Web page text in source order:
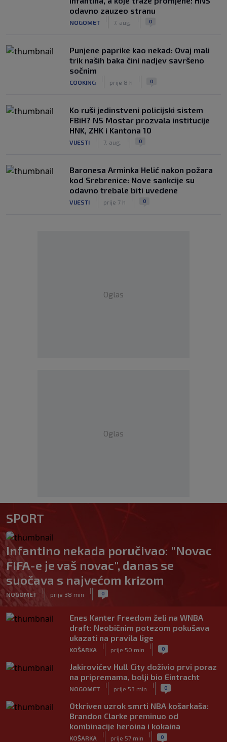
odavno zauzeo stranu
NOGOMET 7. aug. 0
Punjene paprike kao nekad: Ovaj mali
trik naših baka čini nadjev savršeno
sočnim
COOKING prije 8 h 0
Ko ruši jedinstveni policijski sistem
FBiH? NS Mostar prozvala institucije
HNK, ZHK i Kantona 10
VIJESTI 7. aug. 0
Baronesa Arminka Helić nakon požara
kod Srebrenice: Nove sankcije su
odavno trebale biti uvedene
VIJESTI prije 7 h 0
Oglas
Oglas
SPORT
Infantino nekada poručivao: "Novac
FIFA-e je vaš novac", danas se
suočava s najvećom krizom
NOGOMET
|
prije 38 min
| 0
Enes Kanter Freedom želi na WNBA
draft: Neobičnim potezom pokušava
ukazati na pravila lige
KOŠARKA
|
prije 50 min
| 0
Jakirovićev Hull City doživio prvi poraz
na pripremama, bolji bio Eintracht
NOGOMET
|
prije 53 min
| 0
Otkriven uzrok smrti NBA košarkaša:
Brandon Clarke preminuo od
kombinacije heroina i kokaina
KOŠARKA
|
prije 57 min
| 0